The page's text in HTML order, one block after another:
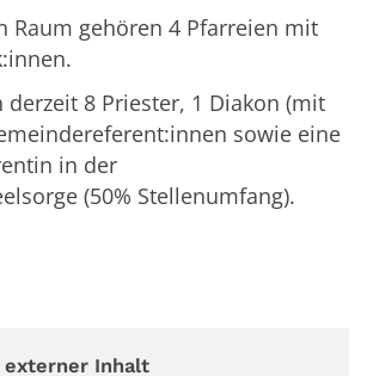
Raum gehören 4 Pfarreien mit
8 Priester, 1 Diakon (mit
sowie eine
in der
(50% Stellenumfang).
externer Inhalt